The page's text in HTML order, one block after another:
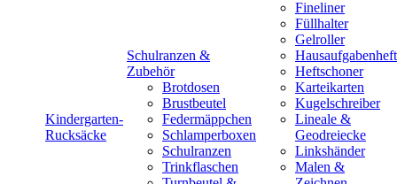
Kindergarten-
Rucksäcke
Schulranzen &
Zubehör
Brotdosen
Brustbeutel
Federmäppchen
Schlamperboxen
Schulranzen
Trinkflaschen
Fineliner
Füllhalter
Gelroller
Hausaufgabenheft
Heftschoner
Karteikarten
Kugelschreiber
Lineale &
Geodreiecke
Linkshänder
Malen &